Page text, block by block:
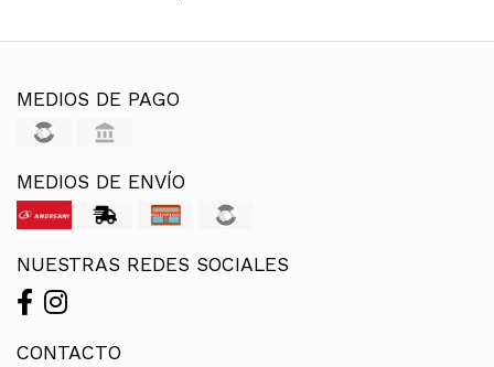
MEDIOS DE PAGO
MEDIOS DE ENVÍO
NUESTRAS REDES SOCIALES
CONTACTO